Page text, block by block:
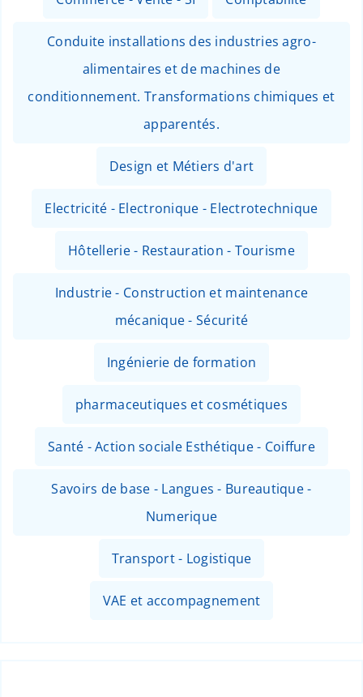
Conduite installations des industries agro-
alimentaires et de machines de
conditionnement. Transformations chimiques et
apparentés.
Design et Métiers d'art
Electricité - Electronique - Electrotechnique
Hôtellerie - Restauration - Tourisme
Industrie - Construction et maintenance
mécanique - Sécurité
Ingénierie de formation
pharmaceutiques et cosmétiques
Santé - Action sociale Esthétique - Coiffure
Savoirs de base - Langues - Bureautique -
Numerique
Transport - Logistique
VAE et accompagnement